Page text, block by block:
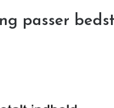
passer